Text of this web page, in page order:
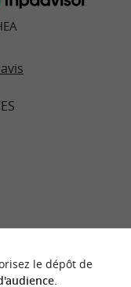
le dépôt de
.